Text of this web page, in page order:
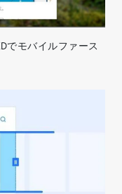
でモバイルファース